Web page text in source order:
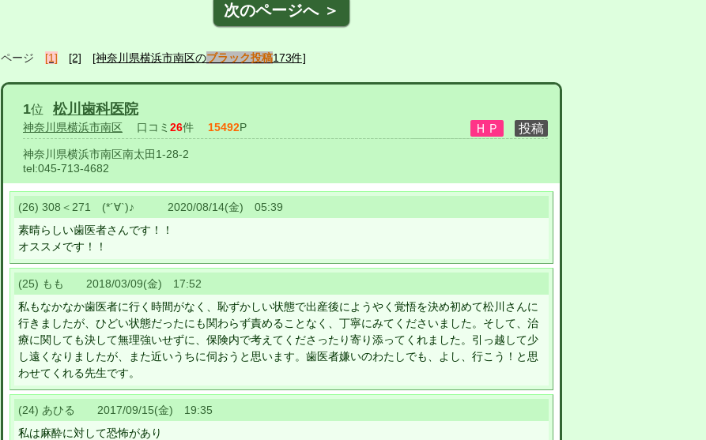
次のページへ ＞
ページ [1] [2] [神奈川県横浜市南区のブラック投稿173件]
1位 松川歯科医院
神奈川県横浜市南区 口コミ 26件 15492P
神奈川県横浜市南区南太田1-28-2
tel:045-713-4682
(26) 308＜271 (*´∀`)♪ 2020/08/14(金) 05:39
素晴らしい歯医者さんです！！
オススメです！！
(25) もも 2018/03/09(金) 17:52
私もなかなか歯医者に行く時間がなく、恥ずかしい状態で出産後にようやく覚悟を決め初めて松川さんに
行きましたが、ひどい状態だったにも関わらず責めることなく、丁寧にみてくださいました。そして、治
療に関しても決して無理強いせずに、保険内で考えてくださったり寄り添ってくれました。引っ越して少
し遠くなりましたが、また近いうちに伺おうと思います。歯医者嫌いのわたしでも、よし、行こう！と思
わせてくれる先生です。
(24) あひる 2017/09/15(金) 19:35
私は麻酔に対して恐怖があり